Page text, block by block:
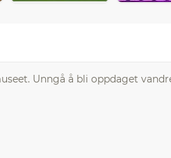
Unngå å bli oppdaget